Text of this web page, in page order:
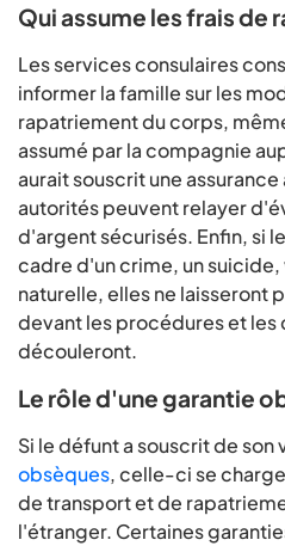
Qui assume les frais de
Les services consulaires
informer la famille sur les
rapatriement du corps,
assumé par la compagnie
aurait souscrit une
autorités peuvent relayer
d'argent sécurisés. Enfin, si
cadre d'un crime, un
naturelle, elles ne laisseront
devant les procédures et les
découleront.
Le rôle d'une garantie
Si le défunt a souscrit de son
obsèques, celle-ci se
de transport et de
l'étranger. Certaines